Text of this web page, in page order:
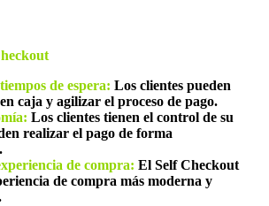
de espera: Los clientes pueden
caja y agilizar el proceso de pago.
Los clientes tienen el control de su
realizar el pago de forma
de compra: El Self Checkout
de compra más moderna y